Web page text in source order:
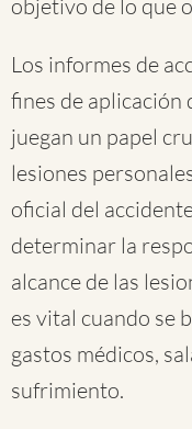
objetivo de lo que
Los informes de
fines de aplicación
juegan un papel
lesiones
oficial del
determinar la
alcance de las
es vital cuando se
gastos médicos,
sufrimiento.